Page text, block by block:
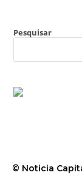
Pesquisar
© Noticia